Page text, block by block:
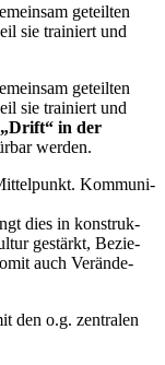
geteilten
sie trainiert und
geteilten
sie trainiert und
„Drift“ in der
werden.
Kommu­ni­
dies in konstruk­
gestärkt, Bezie­
auch Verän­de­
den o.g. zentralen